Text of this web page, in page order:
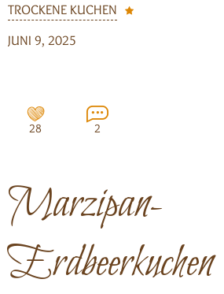
TROCKENE KUCHEN
JUNI 9, 2025
28 2
Marzipan-
Erdbeerkuchen